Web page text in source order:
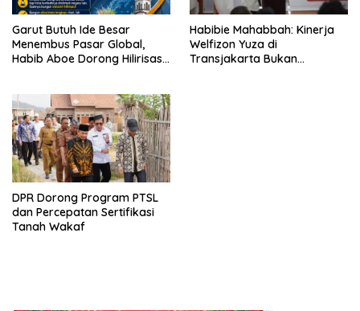
Garut Butuh Ide Besar
Menembus Pasar Global,
Habib Aboe Dorong Hilirisasi
Habibie Mahabbah: Kinerja
Welfizon Yuza di
Transjakarta Bukan
DPR Dorong Program PTSL
dan Percepatan Sertifikasi
Tanah Wakaf